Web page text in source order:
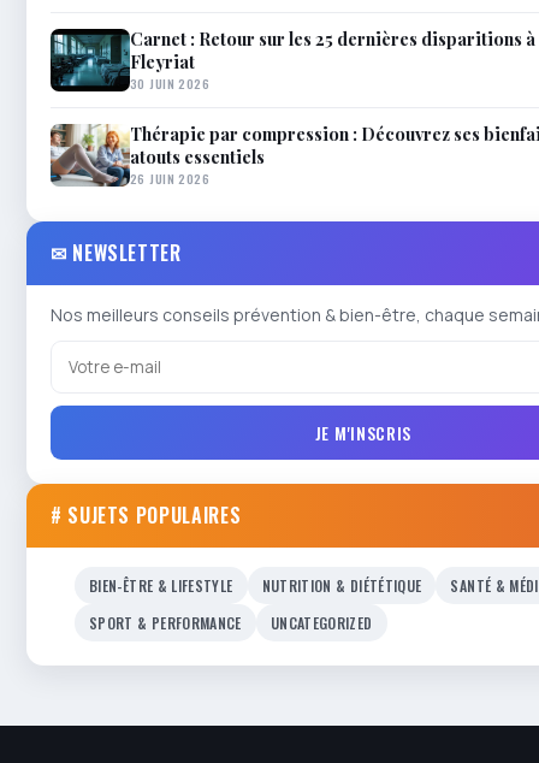
Carnet : Retour sur les 25 dernières disparitions à
Fleyriat
30 JUIN 2026
Thérapie par compression : Découvrez ses
atouts essentiels
26 JUIN 2026
✉ NEWSLETTER
Nos meilleurs conseils prévention & bien-être, chaque
JE M'INSCRIS
# SUJETS POPULAIRES
BIEN-ÊTRE & LIFESTYLE NUTRITION & DIÉTÉTIQUE
SANTÉ &
SPORT & PERFORMANCE
UNCATEGORIZED